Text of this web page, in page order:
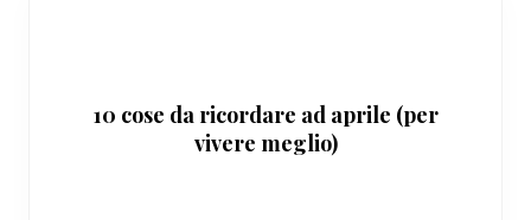
10 cose da ricordare ad aprile (per
vivere meglio)